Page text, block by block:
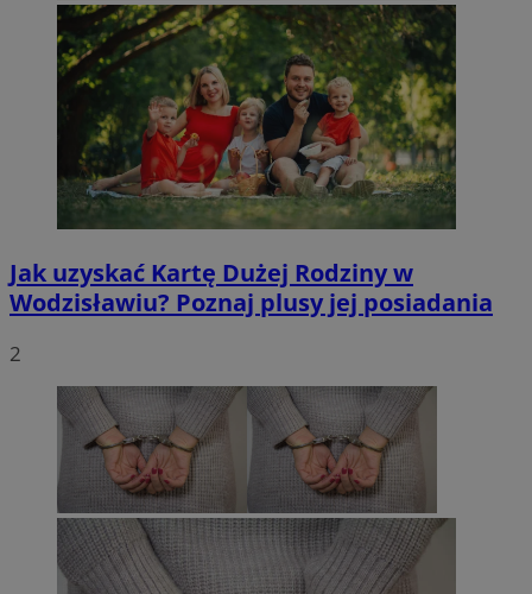
Jak uzyskać Kartę Dużej Rodziny w
Wodzisławiu? Poznaj plusy jej posiadania
2